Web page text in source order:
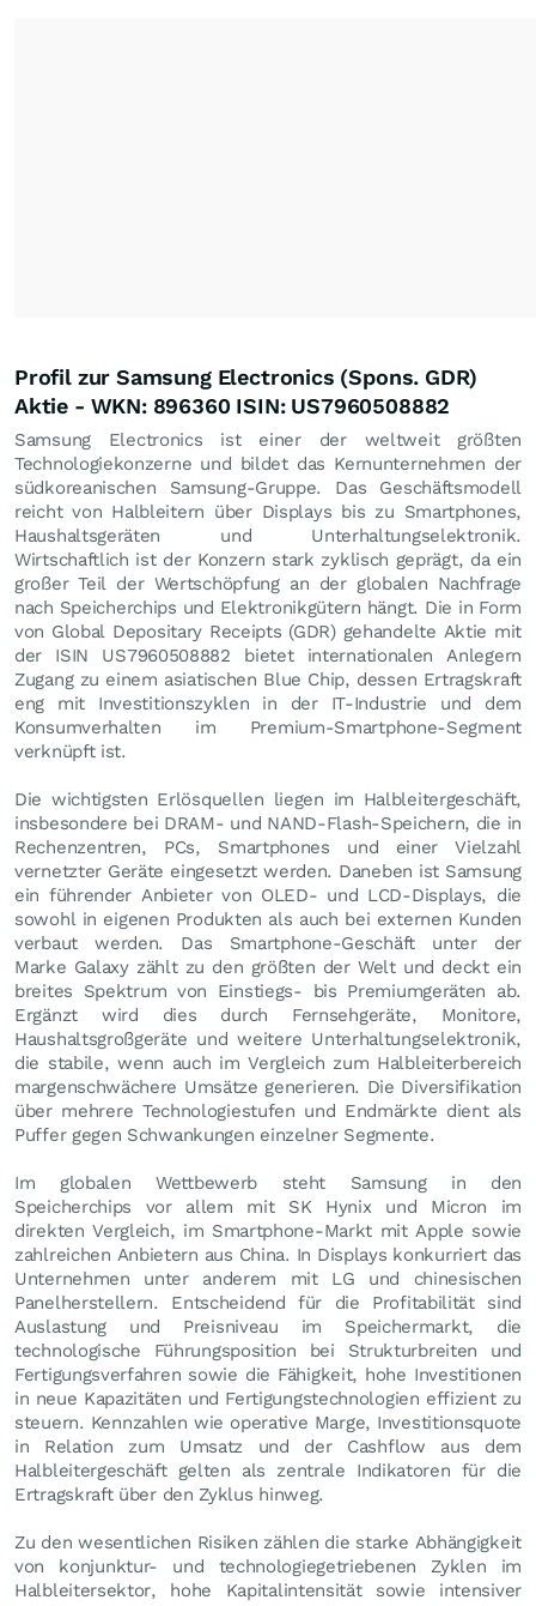
Profil zur Samsung Electronics (Spons. GDR)
Aktie - WKN: 896360 ISIN: US7960508882
Samsung Electronics ist einer der weltweit größten
Technologiekonzerne und bildet das Kernunternehmen der
südkoreanischen Samsung-Gruppe. Das Geschäftsmodell
reicht von Halbleitern über Displays bis zu Smartphones,
Haushaltsgeräten und Unterhaltungselektronik.
Wirtschaftlich ist der Konzern stark zyklisch geprägt, da ein
großer Teil der Wertschöpfung an der globalen Nachfrage
nach Speicherchips und Elektronikgütern hängt. Die in Form
von Global Depositary Receipts (GDR) gehandelte Aktie mit
der ISIN US7960508882 bietet internationalen Anlegern
Zugang zu einem asiatischen Blue Chip, dessen Ertragskraft
eng mit Investitionszyklen in der IT-Industrie und dem
Konsumverhalten im Premium-Smartphone-Segment
verknüpft ist.
Die wichtigsten Erlösquellen liegen im Halbleitergeschäft,
insbesondere bei DRAM- und NAND-Flash-Speichern, die in
Rechenzentren, PCs, Smartphones und einer Vielzahl
vernetzter Geräte eingesetzt werden. Daneben ist Samsung
ein führender Anbieter von OLED- und LCD-Displays, die
sowohl in eigenen Produkten als auch bei externen Kunden
verbaut werden. Das Smartphone-Geschäft unter der
Marke Galaxy zählt zu den größten der Welt und deckt ein
breites Spektrum von Einstiegs- bis Premiumgeräten ab.
Ergänzt wird dies durch Fernsehgeräte, Monitore,
Haushaltsgroßgeräte und weitere Unterhaltungselektronik,
die stabile, wenn auch im Vergleich zum Halbleiterbereich
margenschwächere Umsätze generieren. Die Diversifikation
über mehrere Technologiestufen und Endmärkte dient als
Puffer gegen Schwankungen einzelner Segmente.
Im globalen Wettbewerb steht Samsung in den
Speicherchips vor allem mit SK Hynix und Micron im
direkten Vergleich, im Smartphone-Markt mit Apple sowie
zahlreichen Anbietern aus China. In Displays konkurriert das
Unternehmen unter anderem mit LG und chinesischen
Panelherstellern. Entscheidend für die Profitabilität sind
Auslastung und Preisniveau im Speichermarkt, die
technologische Führungsposition bei Strukturbreiten und
Fertigungsverfahren sowie die Fähigkeit, hohe Investitionen
in neue Kapazitäten und Fertigungstechnologien effizient zu
steuern. Kennzahlen wie operative Marge, Investitionsquote
in Relation zum Umsatz und der Cashflow aus dem
Halbleitergeschäft gelten als zentrale Indikatoren für die
Ertragskraft über den Zyklus hinweg.
Zu den wesentlichen Risiken zählen die starke Abhängigkeit
von konjunktur- und technologiegetriebenen Zyklen im
Halbleitersektor, hohe Kapitalintensität sowie intensiver